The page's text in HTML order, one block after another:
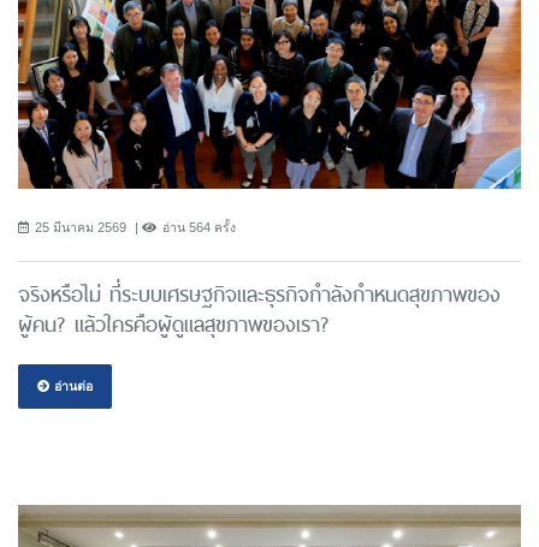
25 มีนาคม 2569 อ่าน 564 ครั้ง
จริงหรือไม่ ที่ระบบเศรษฐกิจและธุรกิจกำลังกำหนดสุขภาพของ
ผู้คน? แล้วใครคือผู้ดูแลสุขภาพของเรา?
อ่านต่อ